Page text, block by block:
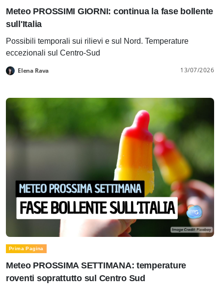
Meteo PROSSIMI GIORNI: continua la fase bollente
sull'Italia
Possibili temporali sui rilievi e sul Nord. Temperature
eccezionali sul Centro-Sud
Elena Rava 13/07/2026
Prima Pagina
Meteo PROSSIMA SETTIMANA: temperature
roventi soprattutto sul Centro Sud